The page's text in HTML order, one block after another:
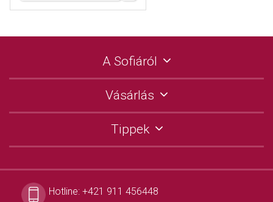
A Sofiáról
Vásárlás
Tippek
Hotline: +421 911 456448